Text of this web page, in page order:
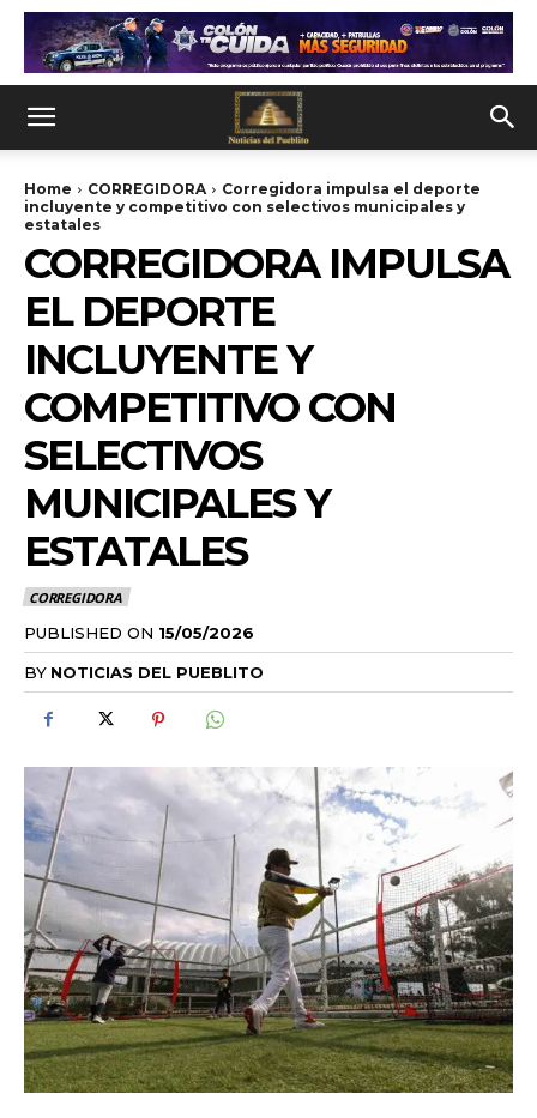
Home CORREGIDORA
Corregidora impulsa el deporte
incluyente y competitivo con selectivos municipales y
estatales
CORREGIDORA IMPULSA
EL DEPORTE
INCLUYENTE Y
COMPETITIVO CON
SELECTIVOS
MUNICIPALES Y
ESTATALES
CORREGIDORA
PUBLISHED ON 15/05/2026
BY NOTICIAS DEL PUEBLITO